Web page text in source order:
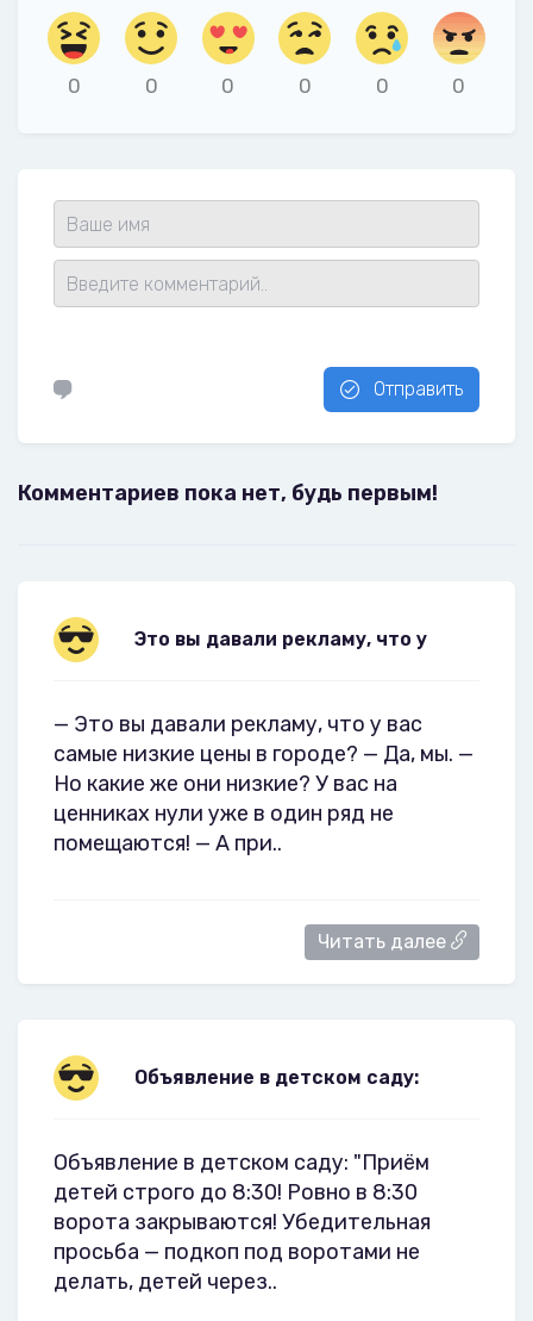
0 0 0 0 0 0
Отправить
Комментариев пока нет, будь первым!
Это вы давали рекламу, что у
— Это вы давали рекламу, что у вас
самые низкие цены в городе? — Да, мы. —
Но какие же они низкие? У вас на
ценниках нули уже в один ряд не
помещаются! — А при..
Читать далее
Объявление в детском саду:
Объявление в детском саду: "Приём
детей строго до 8:30! Ровно в 8:30
ворота закрываются! Убедительная
просьба — подкоп под воротами не
делать, детей через..